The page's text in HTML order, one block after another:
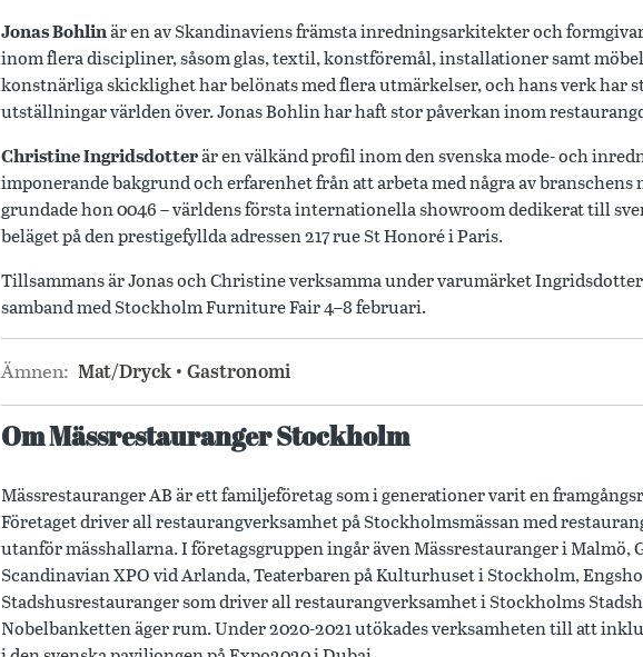
Jonas Bohlinär en av Skandinaviens främsta inredningsarkitekter och
inom flera discipliner, såsom glas, textil, konstföremål, installationer samt
konstnärliga skicklighet har belönats med flera utmärkelser, och hans verk har
utställningar världen över. Jonas Bohlin har haft stor påverkan inom
Christine Ingridsdotterär en välkänd profil inom den svenska mode- och
imponerande bakgrund och erfarenhet från att arbeta med några av
grundade hon 0046 – världens första internationella showroom dedikerat till
beläget på den prestigefyllda adressen 217 rue St Honoré i Paris.
Tillsammans är Jonas och Christine verksamma under varumärket
samband med Stockholm Furniture Fair 4–8 februari.
Ämnen: Mat/Dryck Gastronomi
Om Mässrestauranger Stockholm
Mässrestauranger AB är ett familjeföretag som i generationer varit en
Företaget driver all restaurangverksamhet på Stockholmsmässan med
utanför mässhallarna. I företagsgruppen ingår även Mässrestauranger i Malmö,
Scandinavian XPO vid Arlanda, Teaterbaren på Kulturhuset i Stockholm,
Stadshusrestauranger som driver all restaurangverksamhet i Stockholms
Nobelbanketten äger rum. Under 2020-2021 utökades verksamheten till att